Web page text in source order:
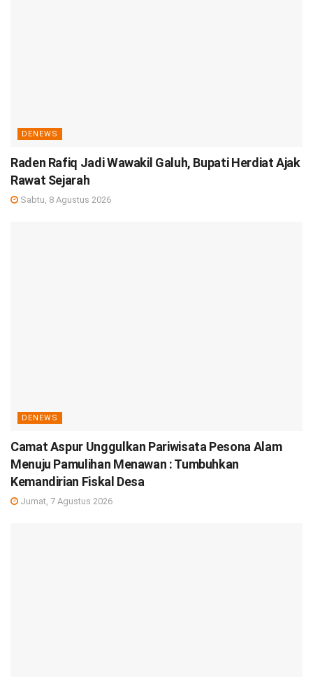
DENEWS
Raden Rafiq Jadi Wawakil Galuh, Bupati Herdiat Ajak
Rawat Sejarah
Sabtu, 8 Agustus 2026
DENEWS
Camat Aspur Unggulkan Pariwisata Pesona Alam
Menuju Pamulihan Menawan : Tumbuhkan
Kemandirian Fiskal Desa
Jumat, 7 Agustus 2026